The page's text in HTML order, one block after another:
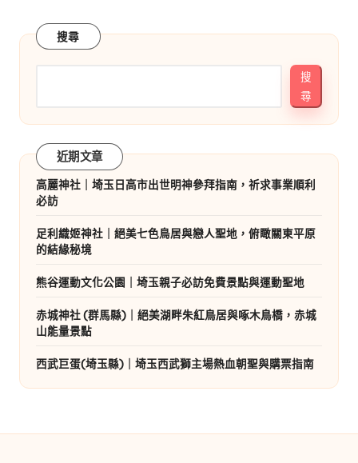
搜尋
搜
尋
近期文章
高麗神社｜埼玉日高市出世明神參拜指南，祈求事業順利
必訪
足利織姬神社｜絕美七色鳥居與戀人聖地，俯瞰關東平原
的結緣秘境
熊谷運動文化公園｜埼玉親子必訪免費景點與運動聖地
赤城神社 (群馬縣)｜絕美湖畔朱紅鳥居與啄木鳥橋，赤城
山能量景點
西武巨蛋(埼玉縣)｜埼玉西武獅主場熱血朝聖與購票指南